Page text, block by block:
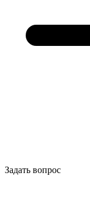
Задать вопрос